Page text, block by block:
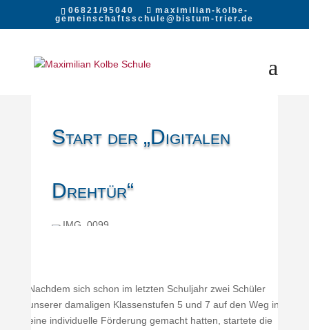
06821/95040
maximilian-kolbe-
gemeinschaftsschule@bistum-trier.de
Start der „Digitalen
Drehtür“
Nachdem sich schon im letzten Schuljahr zwei Schüler
unserer damaligen Klassenstufen 5 und 7 auf den Weg in
eine individuelle Förderung gemacht hatten, startete die